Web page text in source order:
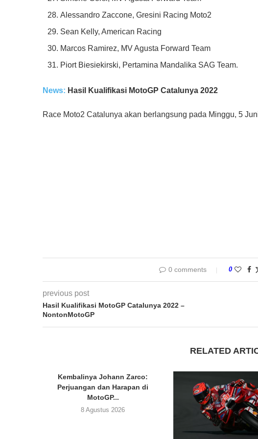
Alessandro Zaccone, Gresini Racing Moto2
Sean Kelly, American Racing
Marcos Ramirez, MV Agusta Forward Team
Piort Biesiekirski, Pertamina Mandalika SAG Team.
News: Hasil Kualifikasi MotoGP Catalunya 2022
Race Moto2 Catalunya akan berlangsung pada Minggu, 5
0 comments 0
previous post
Hasil Kualifikasi MotoGP Catalunya 2022 –
NontonMotoGP
RELATED
Kembalinya Johann Zarco:
Perjuangan dan Harapan di
MotoGP...
8 Agustus 2026